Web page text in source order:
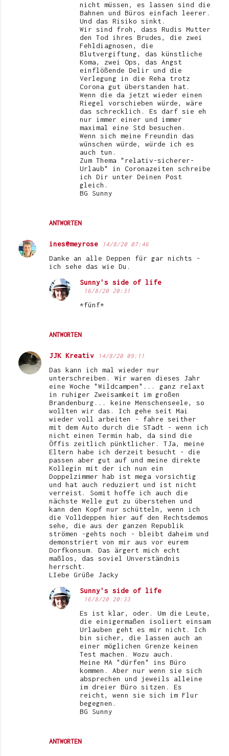
ANTWORTEN
nicht müssen, es lassen sind die
Bahnen und Büros einfach leerer.
Und das Risiko sinkt.
Wir sind froh, dass Rudis Mutter
den Tod ihres Brudes, die zwei
Fehldiagnosen, die
Blutvergiftung, das künstliche
Koma, zwei Ops, das Angst
einflößende Delir und die
Verlegung in die Reha trotz
Corona gut überstanden hat.
Wenn die da jetzt wieder einen
Riegel vorschieben würde, wäre
das schrecklich. Es darf sie eh
nur immer einer und immer
maximal eine Std besuchen.
Wenn sich meine Freundin das
wünschen würde, würde ich es
auch tun.
Zum Thema "relativ-sicherer-
Urlaub" in Coronazeiten schreibe
ich Dir unter Deinen Post
gleich.
BG Sunny
ines@meyrose 14/8/20 07:46
Danke an alle Deppen für gar nichts -
ich sehe das wie Du.
ANTWORTEN
Sunny's side of life
16/8/20 20:31
*fünf*
JJK Kreativ 14/8/20 09:11
Das kann ich mal wieder nur
unterschreiben. Wir waren dieses Jahr
eine Woche "Wildcampen"... ganz relaxt
in ruhiger Zweisamkeit im großen
Brandenburg... keine Menschenseele, so
wollten wir das. Ich gehe seit Mai
wieder voll arbeiten - fahre seither
mit dem Auto durch die STadt - wenn ich
nicht einen Termin hab, da sind die
Öffis zeitlich pünktlicher. TJa, meine
Eltern habe ich derzeit besucht - die
passen aber gut auf und meine direkte
Kollegin mit der ich nun ein
Doppelzimmer hab ist mega vorsichtig
und hat auch reduziert und ist nicht
verreist. Somit hoffe ich auch die
nächste Welle gut zu überstehen und
kann den Kopf nur schütteln, wenn ich
die Volldeppen hier auf den Rechtsdemos
sehe, die aus der ganzen Republik
strömen -gehts noch - bleibt daheim und
demonstriert von mir aus vor eurem
Dorfkonsum. Das ärgert mich echt
maßlos, das soviel Unverständnis
herrscht.
LIebe Grüße Jacky
ANTWORTEN
Sunny's side of life
16/8/20 20:33
Es ist klar, oder. Um die Leute,
die einigermaßen isoliert einsam
Urlauben geht es mir nicht. Ich
bin sicher, die lassen auch an
einer möglichen Grenze keinen
Test machen. Wozu auch.
Meine MA "dürfen" ins Büro
kommen. Aber nur wenn sie sich
absprechen und jeweils alleine
im dreier Büro sitzen. Es
reicht, wenn sie sich im Flur
begegnen.
BG Sunny